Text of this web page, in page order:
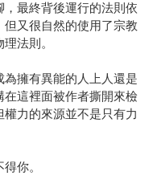
最終背後運行的法則依
又很自然的使用了宗教
法則。
擁有異能的人上人還是
在這裡面被作者撕開來檢
力的來源並不是只有力
你。